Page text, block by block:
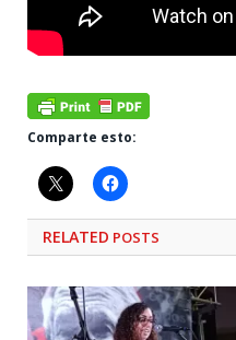
Comparte esto:
RELATED POSTS